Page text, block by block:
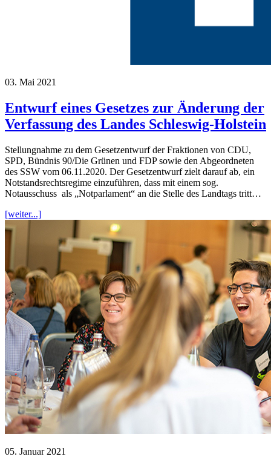
03. Mai 2021
Entwurf eines Gesetzes zur Änderung der
Verfassung des Landes Schleswig-Holstein
Stellungnahme zu dem Gesetzentwurf der Fraktionen von CDU,
SPD, Bündnis 90/Die Grünen und FDP sowie den Abgeordneten
des SSW vom 06.11.2020. Der Gesetzentwurf zielt darauf ab, ein
Notstandsrechtsregime einzuführen, dass mit einem sog.
Notausschuss als „Notparlament“ an die Stelle des Landtags tritt…
[weiter...]
05. Januar 2021